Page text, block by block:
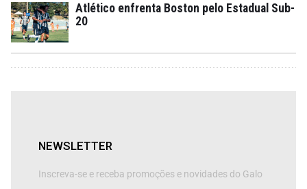
Atlético enfrenta Boston pelo Estadual Sub-
20
NEWSLETTER
Inscreva-se e receba promoções e novidades do Galo